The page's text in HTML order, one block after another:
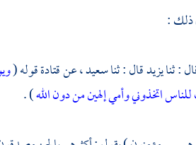
ذلك :
: ثنايزيدقال : ثناسعيد ،عنقتادةقوله (
اتخذوني وأمي إلهين من دون الله) .